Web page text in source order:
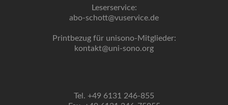
Leserservice:
abo-schott@vuservice.de
Printbezug für unisono-Mitglieder:
kontakt@uni-sono.org
Tel. +49 6131 246-855